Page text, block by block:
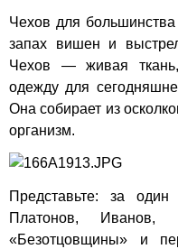
Чехов для
запах вишен и
Чехов — живая
одежду для
Она собирает из
организм.
Представьте: за
Платонов, Иванов,
«Безотцовщины» и